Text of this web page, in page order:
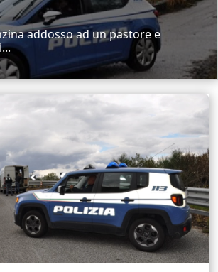
addosso ad un pastore e